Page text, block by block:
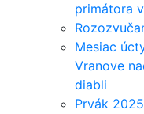
primátora
Mesiac
Vranove
diabli
Prvák